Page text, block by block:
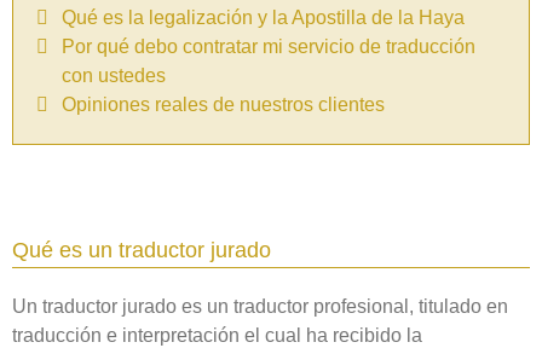
Qué es la legalización y la Apostilla de la Haya
Por qué debo contratar mi servicio de traducción
con ustedes
Opiniones reales de nuestros clientes
Qué es un traductor jurado
Un traductor jurado es un traductor profesional, titulado en
traducción e interpretación el cual ha recibido la